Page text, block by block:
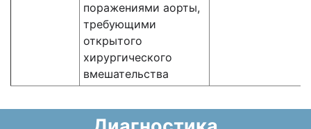
поражениями аорты,
требующими
открытого
хирургического
вмешательства